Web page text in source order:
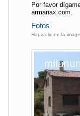
Por favor
armanax.com.
Fotos
Haga clic en la